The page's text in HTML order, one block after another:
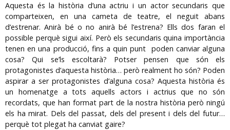
Aquesta és la història d’una actriu i un actor secundaris que
comparteixen, en una cameta de teatre, el neguit abans
d’estrenar. Anirà bé o no anirà bé l’estrena? Ells dos faran el
possible perquè sigui així. Però els secundaris quina importància
tenen en una producció, fins a quin punt poden canviar alguna
cosa? Qui se’ls escoltarà? Potser pensen que són els
protagonistes d’aquesta història… però realment ho són? Poden
aspirar a ser protagonistes d’alguna cosa? Aquesta història és
un homenatge a tots aquells actors i actrius que no són
recordats, que han format part de la nostra història però ningú
els ha mirat. Dels del passat, dels del present i dels del futur…
perquè tot plegat ha canviat gaire?